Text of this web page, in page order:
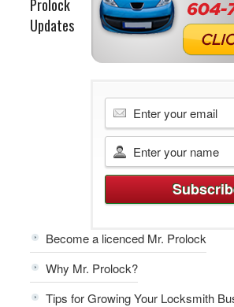
Prolock
Updates
Become a licenced Mr. Prolock
Why Mr. Prolock?
Tips for Growing Your Locksmith